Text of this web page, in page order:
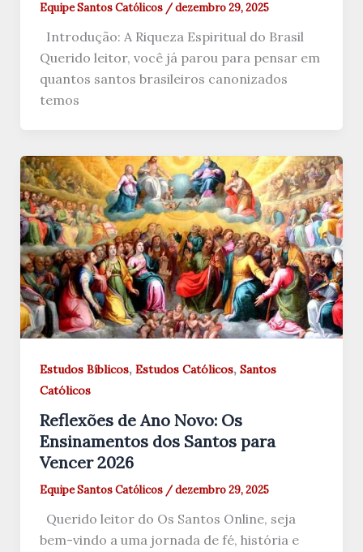
Equipe Santos Católicos /dezembro 29, 2025
Introdução: A Riqueza Espiritual do Brasil
Querido leitor, você já parou para pensar em
quantos santos brasileiros canonizados
temos
Estudos Bíblicos, Estudos Católicos, Santos
Católicos
Reflexões de Ano Novo: Os
Ensinamentos dos Santos para
Vencer 2026
Equipe Santos Católicos /dezembro 29, 2025
Querido leitor do Os Santos Online, seja
bem-vindo a uma jornada de fé, história e